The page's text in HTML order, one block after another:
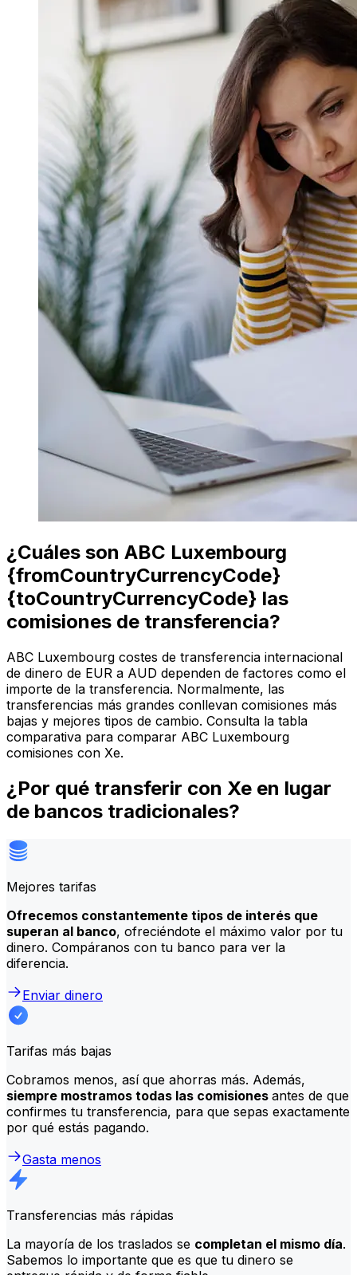
¿Cuáles son ABC Luxembourg
{fromCountryCurrencyCode}
{toCountryCurrencyCode} las
comisiones de transferencia?
ABC Luxembourg costes de transferencia internacional
de dinero de EUR a AUD dependen de factores como el
importe de la transferencia. Normalmente, las
transferencias más grandes conllevan comisiones más
bajas y mejores tipos de cambio. Consulta la tabla
comparativa para comparar ABC Luxembourg
comisiones con Xe.
¿Por qué transferir con Xe en lugar
de bancos tradicionales?
Mejores tarifas
Ofrecemos constantemente tipos de interés que
superan al banco, ofreciéndote el máximo valor por tu
dinero. Compáranos con tu banco para ver la
diferencia.
Enviar dinero
Tarifas más bajas
Cobramos menos, así que ahorras más. Además,
siempre mostramos todas las comisiones antes de que
confirmes tu transferencia, para que sepas exactamente
por qué estás pagando.
Gasta menos
Transferencias más rápidas
La mayoría de los traslados se completan el mismo día.
Sabemos lo importante que es que tu dinero se